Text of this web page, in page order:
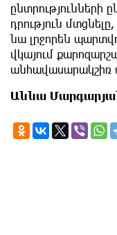
ընտրությունների
դրություն
նա լրջորեն
վկայում
անհավասարակշիռ
Աննա